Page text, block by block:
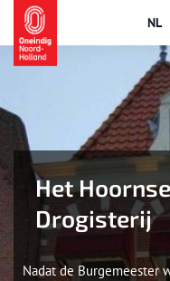
NL
Het
Drogisterij
Nadat de Burgemeester